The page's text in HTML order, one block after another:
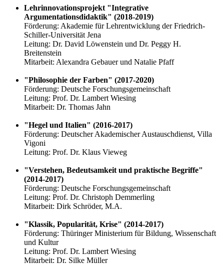
Lehrinnovationsprojekt "Integrative
Argumentationsdidaktik" (2018-2019)
Förderung: Akademie für Lehrentwicklung der Friedrich-
Schiller-Universität Jena
Leitung: Dr. David Löwenstein und Dr. Peggy H.
Breitenstein
Mitarbeit: Alexandra Gebauer und Natalie Pfaff
"Philosophie der Farben" (2017-2020)
Förderung: Deutsche Forschungsgemeinschaft
Leitung: Prof. Dr. Lambert Wiesing
Mitarbeit: Dr. Thomas Jahn
"Hegel und Italien" (2016-2017)
Förderung: Deutscher Akademischer Austauschdienst, Villa
Vigoni
Leitung: Prof. Dr. Klaus Vieweg
"Verstehen, Bedeutsamkeit und praktische Begriffe"
(2014-2017)
Förderung: Deutsche Forschungsgemeinschaft
Leitung: Prof. Dr. Christoph Demmerling
Mitarbeit: Dirk Schröder, M.A.
"Klassik, Popularität, Krise" (2014-2017)
Förderung: Thüringer Ministerium für Bildung, Wissenschaft
und Kultur
Leitung: Prof. Dr. Lambert Wiesing
Mitarbeit: Dr. Silke Müller